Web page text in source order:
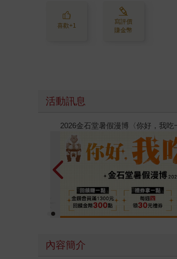
喜歡+1
寫評價
賺金幣
活動訊息
春光ｘ奇幻基地｜全書系展
內容簡介